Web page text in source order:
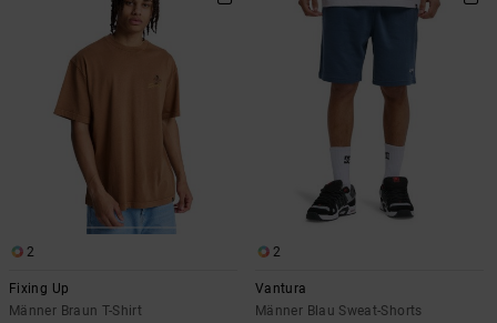
2
Fixing Up
Männer Braun T-Shirt
2
Vantura
Männer Blau Sweat-Shorts